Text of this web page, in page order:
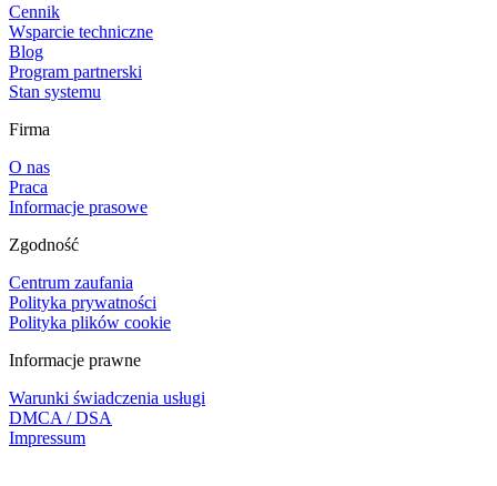
Cennik
Wsparcie techniczne
Blog
Program partnerski
Stan systemu
Firma
O nas
Praca
Informacje prasowe
Zgodność
Centrum zaufania
Polityka prywatności
Polityka plików cookie
Informacje prawne
Warunki świadczenia usługi
DMCA / DSA
Impressum